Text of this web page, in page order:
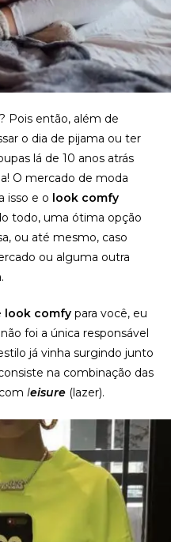
Pois então, além de
o dia de pijama ou ter
lá de 10 anos atrás
O mercado de moda
isso e o look comfy
todo, uma ótima opção
ou até mesmo, caso
ou alguma outra
look comfy para você, eu
foi a única responsável
já vinha surgindo junto
na combinação das
leisure (lazer).